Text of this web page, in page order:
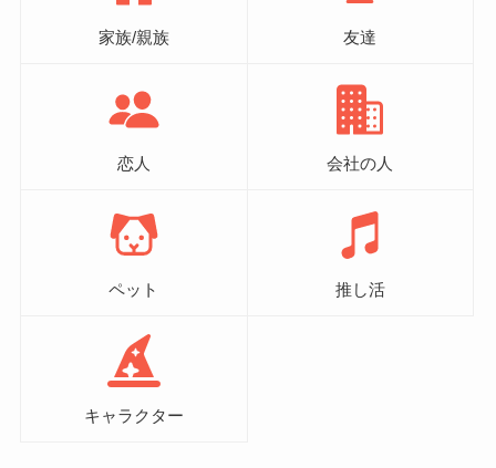
家族/親族 友達
恋人 会社の人
ペット 推し活
キャラクター